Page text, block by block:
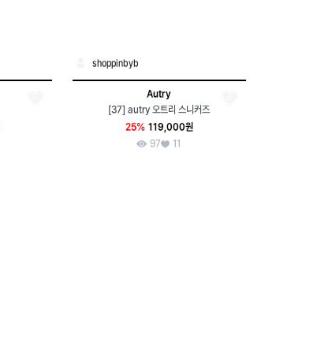
shoppinbyb
Autry
[37] autry 오트리 스니커즈
25% 119,000원
97
11